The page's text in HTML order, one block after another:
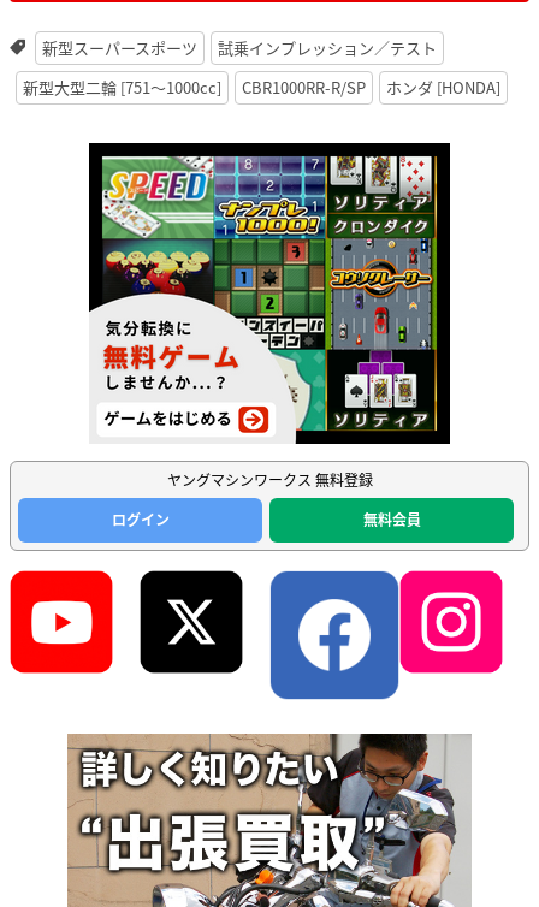
新型スーパースポーツ
試乗インプレッション／テスト
新型大型二輪 [751〜1000cc]
CBR1000RR-R/SP ホンダ [HONDA]
ヤングマシンワークス 無料登録
ログイン
無料会員